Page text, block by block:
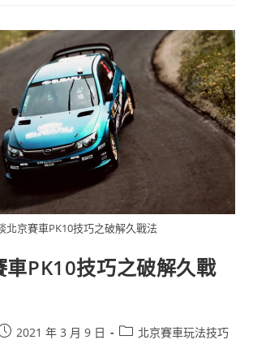
北京賽車PK10技巧之破解久戰法
車PK10技巧之破解久戰
2021 年 3 月 9 日 北京賽車玩法技巧